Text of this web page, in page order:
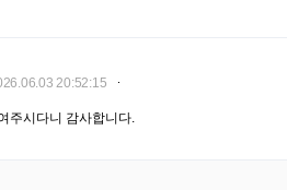
20:52:15
주시다니 감사합니다.